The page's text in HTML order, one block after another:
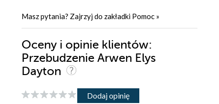
Masz pytania? Zajrzyj do zakładki Pomoc »
Oceny i opinie klientów:
Przebudzenie Arwen Elys
Dayton
Dodaj opinię